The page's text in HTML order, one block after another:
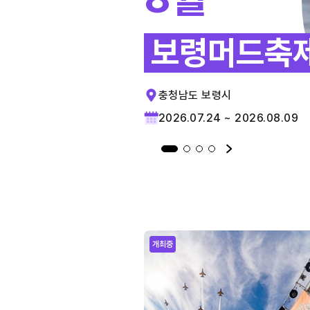
보령머드축
충청남도 보령시
2026.07.24 ~ 2026.08.09
개최중